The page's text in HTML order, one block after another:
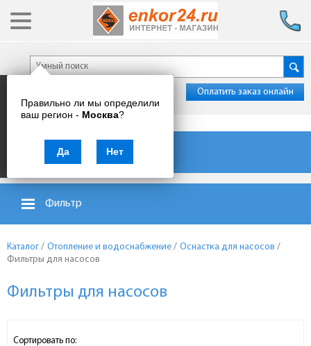
Правильно ли мы определили
ваш регион - Москва?
Да Нет
Оплатить заказ онлайн
Каталог товаров
Фильтр
Каталог / Отопление и водоснабжение / Оснастка для насосов /
Фильтры для насосов
Фильтры для насосов
Сортировать по: